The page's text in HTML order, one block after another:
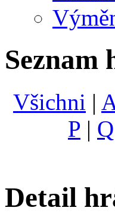
Seznam
Všichni |
P | Q
Detail